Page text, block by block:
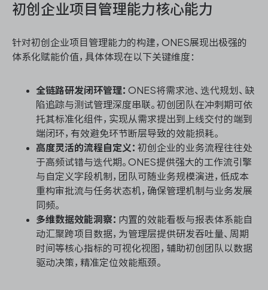
初创企业项目管理能力核心能力
针对初创企业项目管理能力的构建，ONES展现出极强的
体系化赋能价值，具体体现在以下关键维度：
全链路研发闭环管理： ONES将需求池、迭代规划、缺
陷追踪与测试管理深度串联。初创团队在冲刺期可依
托其标准化组件，实现从需求提出到上线交付的端到
端闭环，有效避免环节断层导致的效能损耗。
高度灵活的流程自定义： 初创企业的业务流程往往处
于高频试错与迭代期。ONES提供强大的工作流引擎
与自定义字段机制，团队可随业务规模演进，低成本
重构审批流与任务状态机，确保管理机制与业务发展
同频。
多维数据效能洞察： 内置的效能看板与报表体系能自
动汇聚跨项目数据，为管理层提供研发吞吐量、周期
时间等核心指标的可视化视图，辅助初创团队以数据
驱动决策，精准定位效能瓶颈。